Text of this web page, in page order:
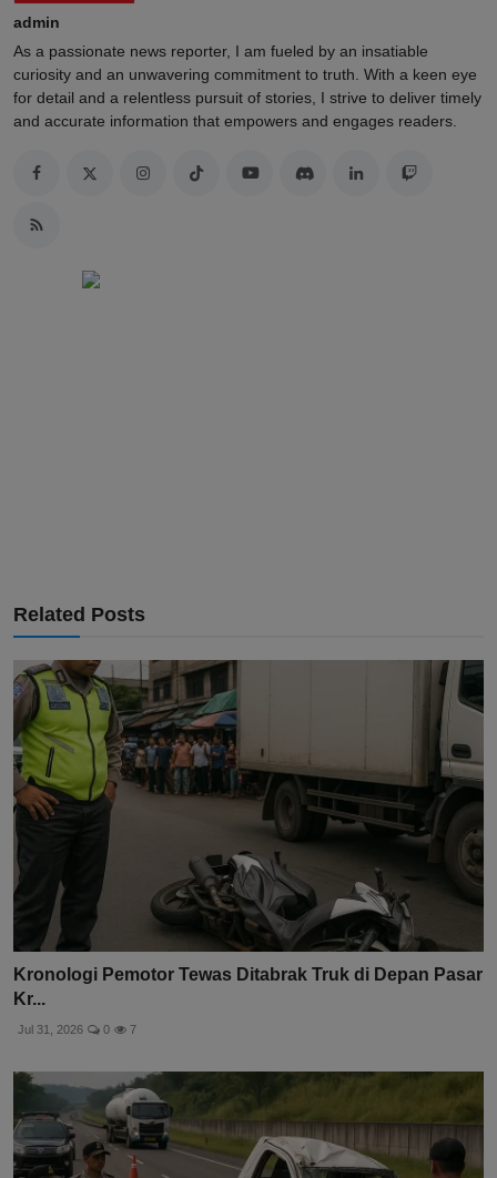
admin
As a passionate news reporter, I am fueled by an insatiable
curiosity and an unwavering commitment to truth. With a keen eye
for detail and a relentless pursuit of stories, I strive to deliver timely
and accurate information that empowers and engages readers.
Related Posts
Kronologi Pemotor Tewas Ditabrak Truk di Depan Pasar
Kr...
Jul 31, 2026 0 7